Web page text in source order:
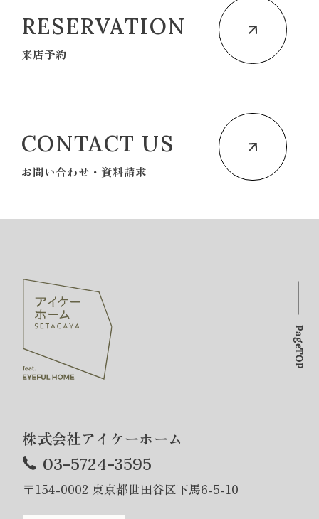
RESERVATION
来店予約
CONTACT US
お問い合わせ・資料請求
株式会社アイケーホーム
03-5724-3595
〒154-0002 東京都世田谷区下馬6-5-10
PageTOP